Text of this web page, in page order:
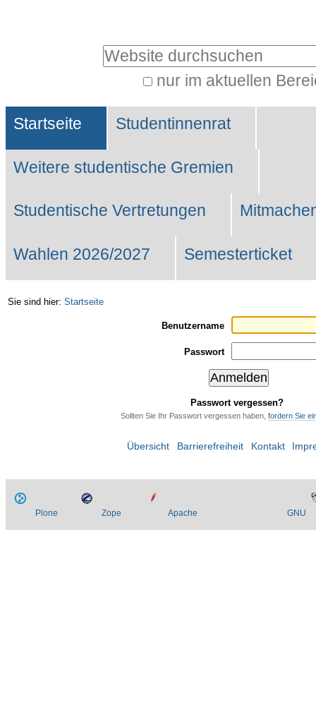
Website durchsuchen
nur im aktuellen
Suche…
Sektionen
Startseite Studentinnenrat
Weitere studentische Gremien
Studentische Vertretungen
Wahlen 2026/2027 Semesterticket
Sie sind hier: Startseite
Benutzername
Passwort
Passwort vergessen?
Sollten Sie Ihr Passwort vergessen haben, fordern Sie
Übersicht Barrierefreiheit Kontakt
Plone Zope Apache GNU